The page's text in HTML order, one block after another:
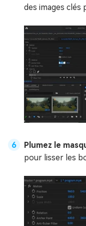
des images clés
Plumez le
pour lisser les